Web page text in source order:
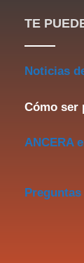
TE
Noticias
Cómo ser
ANCERA